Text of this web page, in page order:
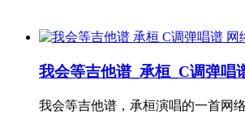
网
我会等吉他谱_承桓_C调弹唱
我会等吉他谱，承桓演唱的一首网